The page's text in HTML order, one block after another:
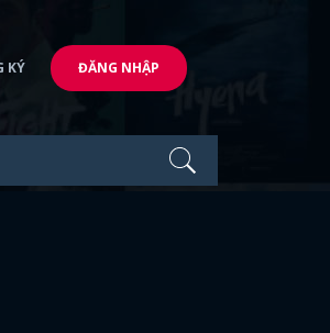
KÝ ĐĂNG NHẬP